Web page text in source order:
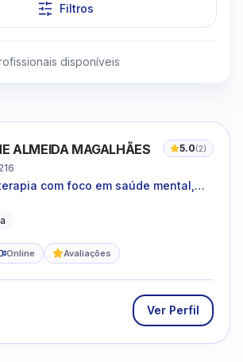
Clique para assistir
Filtros
disponíveis
ALMEIDA MAGALHÃES 5.0(2)
com foco em saúde mental,
e adultos.
Online Avaliações
Ver Perfil